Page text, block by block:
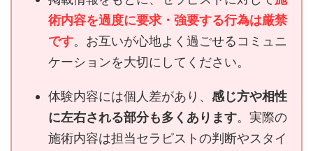
術内容を過度に要求・強要する行為は厳禁
です。お互いが心地よく過ごせるコミュニ
ケーションを大切にしてください。
体験内容には個人差があり、 感じ方や相性
に左右される部分も多くあります。実際の
施術内容は担当セラピストの判断やスタイ